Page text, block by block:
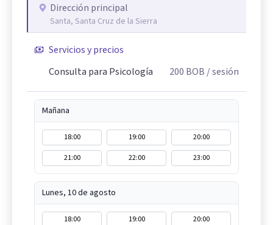
Dirección principal
Santa, Santa Cruz de la Sierra
Servicios y precios
Consulta para Psicología
200 BOB / sesión
Mañana
18:00 19:00
20:00
21:00
22:00 23:00
Lunes, 10 de agosto
18:00 19:00
20:00